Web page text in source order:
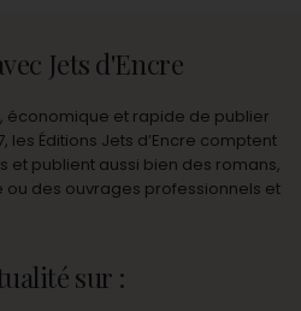
Jets d'Encre
économique et rapide de publier
les Éditions Jets d’Encre comptent
et publient aussi bien des romans,
des ouvrages professionnels et
sur :